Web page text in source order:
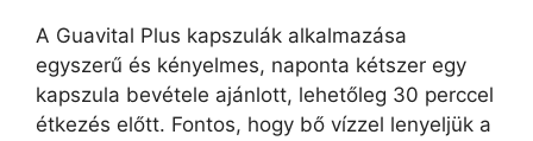
A Guavital Plus kapszulák alkalmazása
egyszerű és kényelmes, naponta kétszer egy
kapszula bevétele ajánlott, lehetőleg 30 perccel
étkezés előtt. Fontos, hogy bő vízzel lenyeljük a